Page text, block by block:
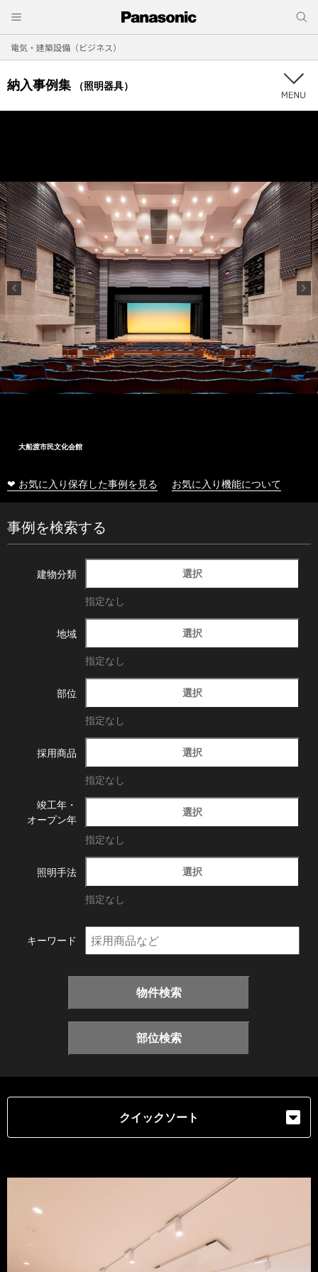
電気・建築設備（ビジネス）
納入事例集 （照明器具）
大船渡市民文化会館
❤ お気に入り保存した事例を見る お気に入り機能について
事例を検索する
建物分類 選択
指定なし
地域 選択
指定なし
部位 選択
指定なし
採用商品 選択
指定なし
竣工年・
オープン年
選択
指定なし
照明手法 選択
指定なし
キーワード
物件検索
部位検索
クイックソート